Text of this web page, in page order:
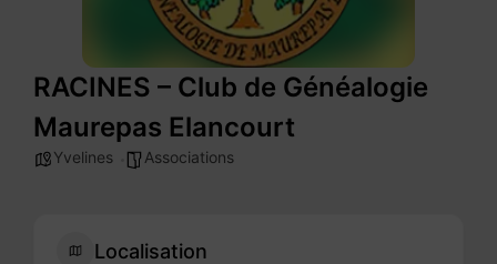
RACINES – Club de Généalogie
Maurepas Elancourt
Yvelines Associations
Localisation